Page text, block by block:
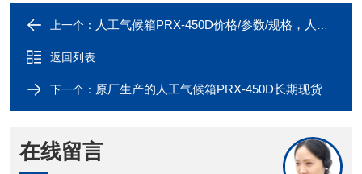
上一个： 人工气候箱PRX-450D价格/参数/规格，人工气候箱PRX-450D专业制造厂家
返回列表
下一个： 原厂生产的人工气候箱PRX-450D长期现货供应
在线留言